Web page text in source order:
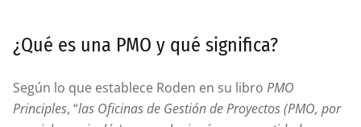
¿Qué es una PMO y qué significa?
Según lo que establece Roden en su libro PMO
Principles, “las Oficinas de Gestión de Proyectos (PMO, por